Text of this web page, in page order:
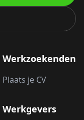
Werkzoekenden
Plaats je CV
Werkgevers